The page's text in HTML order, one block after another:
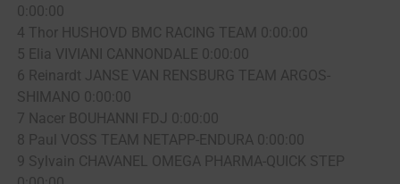
0:00:00
4 Thor HUSHOVD BMC RACING TEAM 0:00:00
5 Elia VIVIANI CANNONDALE 0:00:00
6 Reinardt JANSE VAN RENSBURG TEAM ARGOS-
SHIMANO 0:00:00
7 Nacer BOUHANNI FDJ 0:00:00
8 Paul VOSS TEAM NETAPP-ENDURA 0:00:00
9 Sylvain CHAVANEL OMEGA PHARMA-QUICK STEP